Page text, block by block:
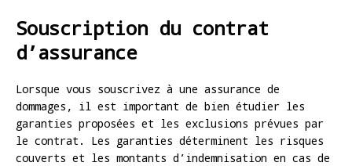
Souscription du contrat
d’assurance
Lorsque vous souscrivez à une assurance de
dommages, il est important de bien étudier les
garanties proposées et les exclusions prévues par
le contrat. Les garanties déterminent les risques
couverts et les montants d’indemnisation en cas de